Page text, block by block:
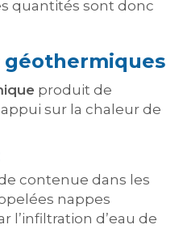
quantités sont donc
géothermiques
produit de
sur la chaleur de
contenue dans les
nappes
l’infiltration d’eau de